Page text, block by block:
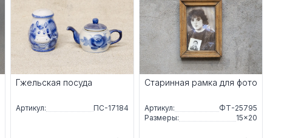
Гжельская посуда
Артикул: ПС-17184
Старинная рамка для фото
Артикул:
ФТ-25795
Размеры:
15×20